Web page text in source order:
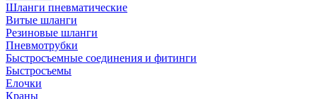
Шланги пневматические
Витые шланги
Резиновые шланги
Пневмотрубки
Быстросъемные соединения и фитинги
Быстросъемы
Елочки
Краны